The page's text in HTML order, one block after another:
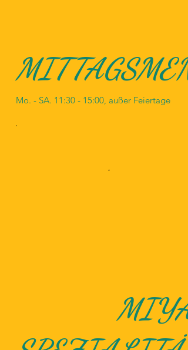
Mo. - SA. 11:30 - 15:00, außer Feiertage